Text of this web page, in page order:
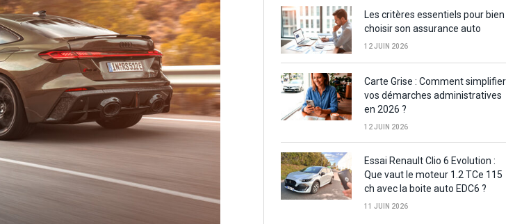
Les critères essentiels pour bien
choisir son assurance auto
12 JUIN 2026
Carte Grise : Comment simplifier
vos démarches administratives
en 2026 ?
12 JUIN 2026
Essai Renault Clio 6 Evolution :
Que vaut le moteur 1.2 TCe 115
ch avec la boite auto EDC6 ?
11 JUIN 2026